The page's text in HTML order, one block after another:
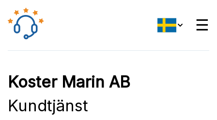
☰
Koster Marin AB
Kundtjänst